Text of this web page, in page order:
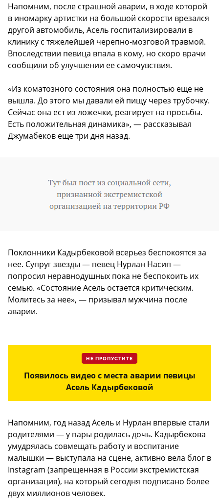
Напомним, после страшной аварии, в ходе которой
в иномарку артистки на большой скорости врезался
другой автомобиль, Асель госпитализировали в
клинику с тяжелейшей черепно-мозговой травмой.
Впоследствии певица впала в кому, но скоро врачи
сообщили об улучшении ее самочувствия.
«Из коматозного состояния она полностью еще не
вышла. До этого мы давали ей пищу через трубочку.
Сейчас она ест из ложечки, реагирует на просьбы.
Есть положительная динамика», — рассказывал
Джумабеков еще три дня назад.
Поклонники Кадырбековой всерьез беспокоятся за
нее. Супруг звезды — певец Нурлан Насип —
попросил неравнодушных пока не беспокоить их
семью. «Состояние Асель остается критическим.
Молитесь за нее», — призывал мужчина после
аварии.
НЕ ПРОПУСТИТЕ
Появилось видео с места аварии певицы
Асель Кадырбековой
Напомним, год назад Асель и Нурлан впервые стали
родителями — у пары родилась дочь. Кадырбекова
умудрялась совмещать работу и воспитание
малышки — выступала на сцене, активно вела блог в
Instagram (запрещенная в России экстремистская
организация), на который сегодня подписано более
двух миллионов человек.